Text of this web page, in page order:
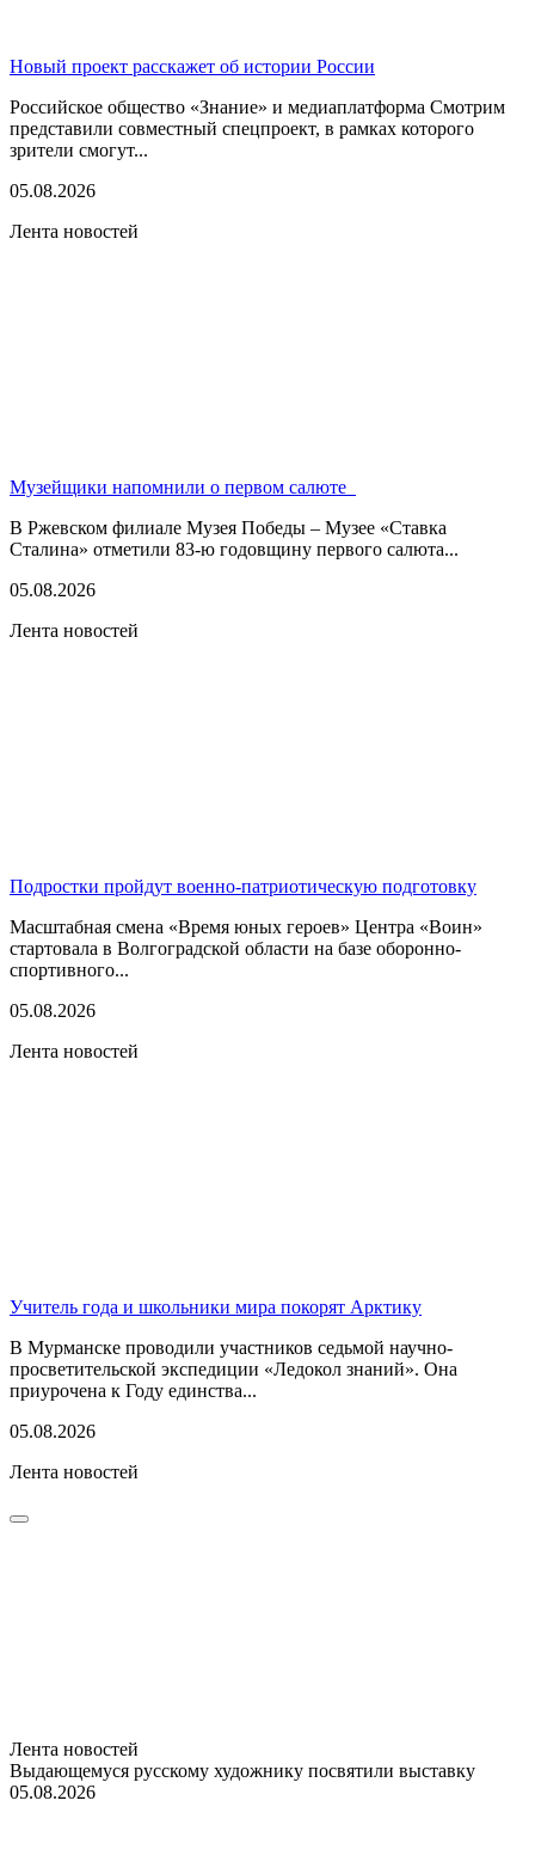
Новый проект расскажет об истории России
Российское общество «Знание» и медиаплатформа Смотрим
представили совместный спецпроект, в рамках которого
зрители смогут...
05.08.2026
Лента новостей
Музейщики напомнили о первом салюте
В Ржевском филиале Музея Победы – Музее «Ставка
Сталина» отметили 83-ю годовщину первого салюта...
05.08.2026
Лента новостей
Подростки пройдут военно-патриотическую подготовку
Масштабная смена «Время юных героев» Центра «Воин»
стартовала в Волгоградской области на базе оборонно-
спортивного...
05.08.2026
Лента новостей
Учитель года и школьники мира покорят Арктику
В Мурманске проводили участников седьмой научно-
просветительской экспедиции «Ледокол знаний». Она
приурочена к Году единства...
05.08.2026
Лента новостей
Лента новостей
Выдающемуся русскому художнику посвятили выставку
05.08.2026